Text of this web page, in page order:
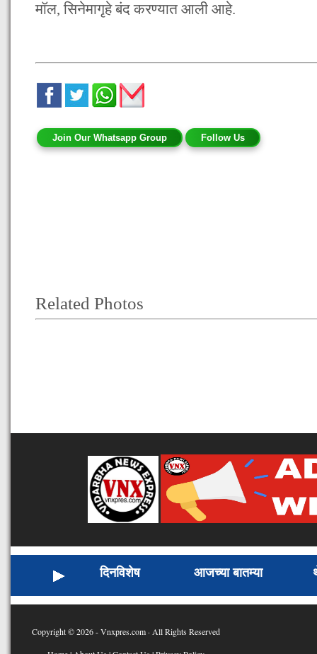
मॉल, सिनेमागृहे बंद करण्यात आली आहे.
Join Our Whatsapp Group Follow Us
Related Photos
दिनविशेष आजच्या बातम्या
Copyright © 2026 - Vnxpres.com · All Rights Reserved